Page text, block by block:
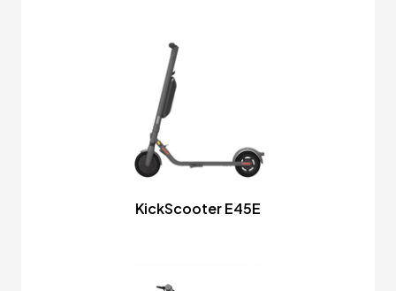
KickScooter E45E